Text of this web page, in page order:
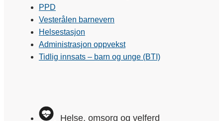
PPD
Vesterålen barnevern
Helsestasjon
Administrasjon oppvekst
Tidlig innsats – barn og unge (BTI)
Helse, omsorg og velferd